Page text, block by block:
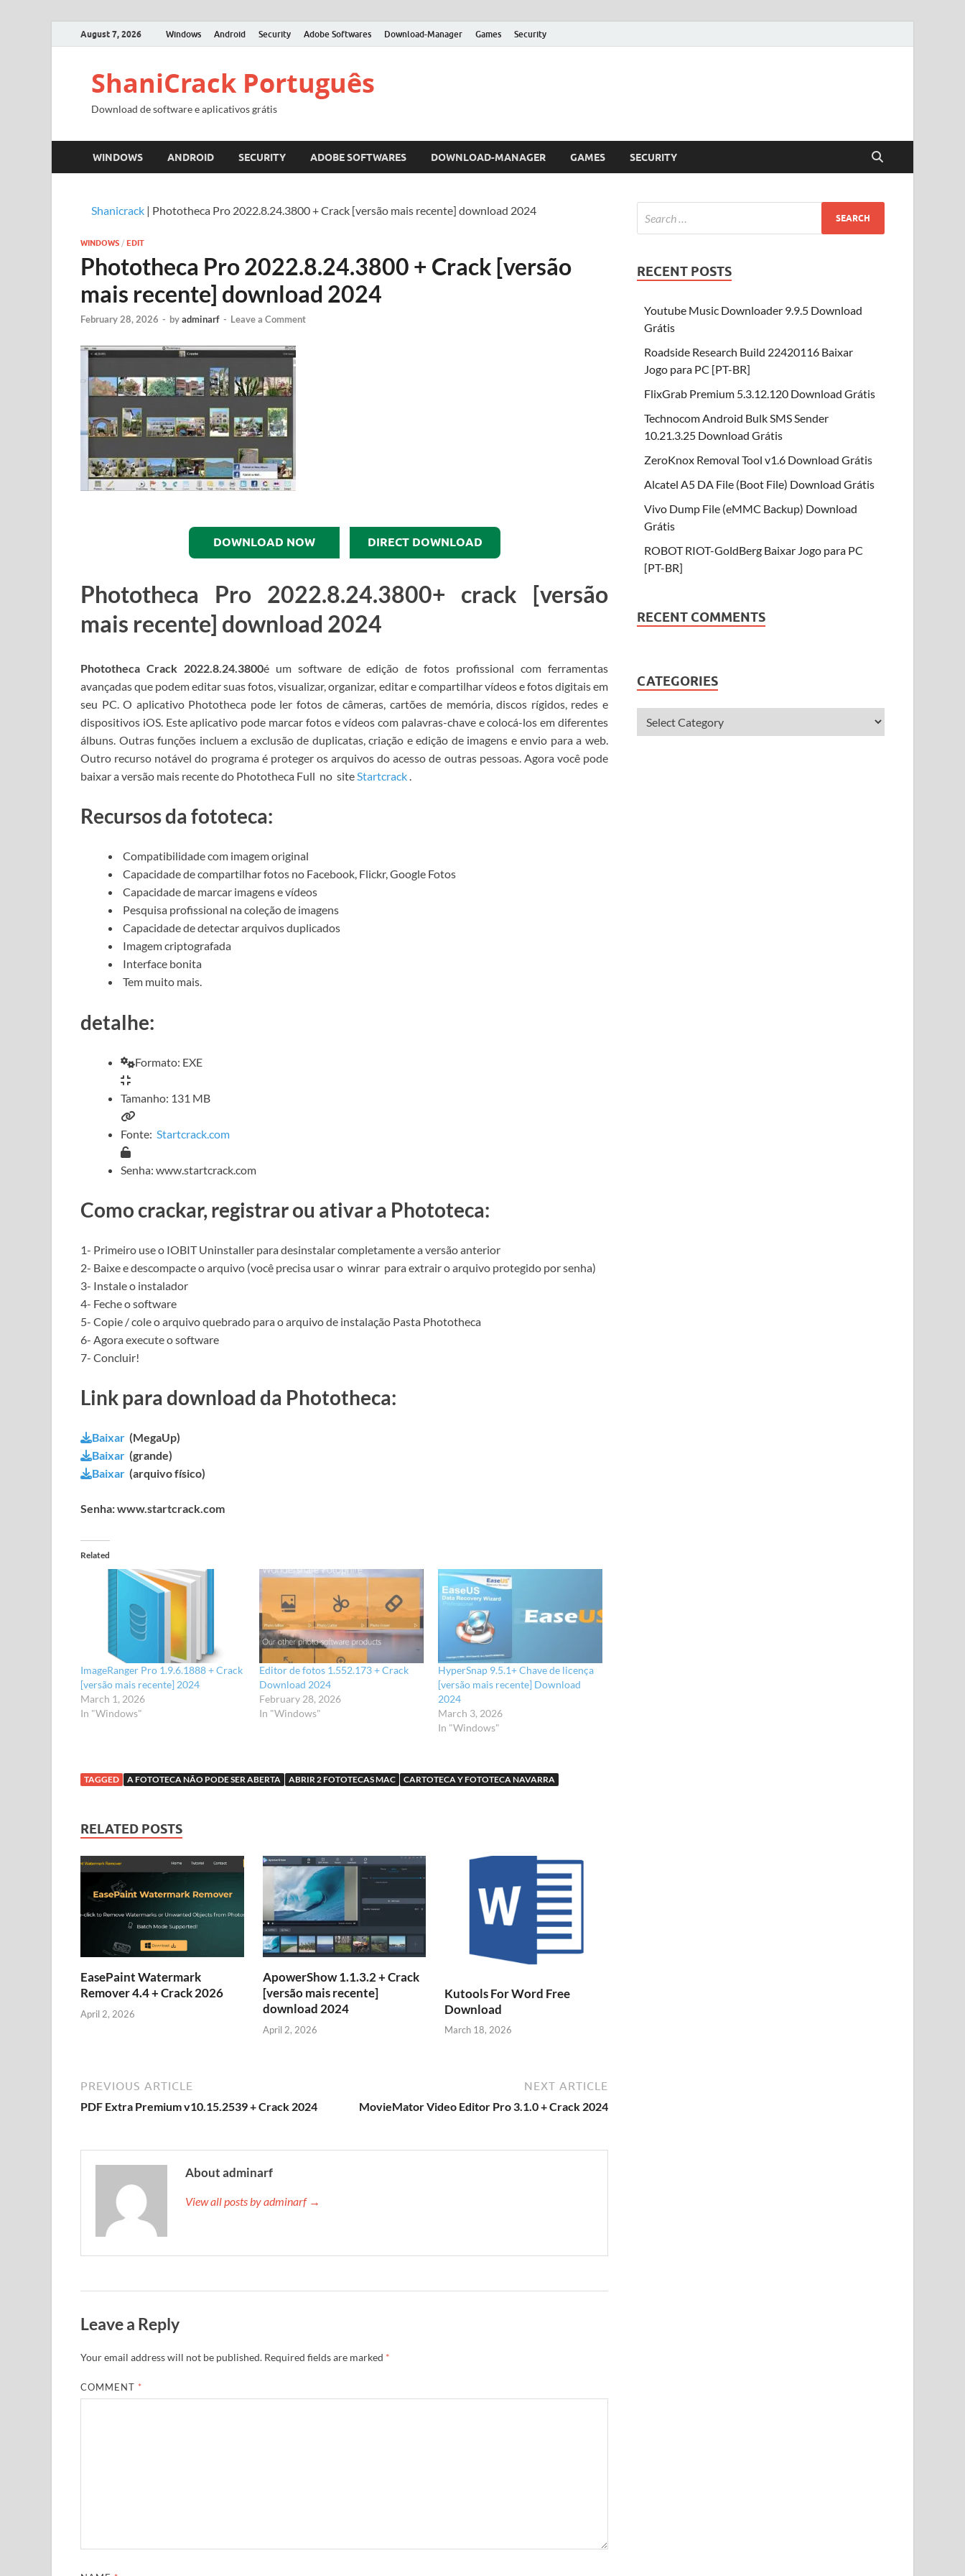
August 7, 2026 Windows Android Security Adobe Softwares Download-Manager Games Security
ShaniCrack Português
Download de software e aplicativos grátis
WINDOWS ANDROID SECURITY ADOBE SOFTWARES DOWNLOAD-MANAGER GAMES SECURITY
Shanicrack | Phototheca Pro 2022.8.24.3800 + Crack [versão mais recente] download 2024
WINDOWS / EDIT
Phototheca Pro 2022.8.24.3800 + Crack [versão
mais recente] download 2024
February 28, 2026 - byadminarf - Leave a Comment
DOWNLOAD NOW DIRECT DOWNLOAD
Phototheca Pro 2022.8.24.3800+ crack [versão
mais recente] download 2024
Phototheca Crack 2022.8.24.3800é um software de edição de fotos profissional com ferramentas
avançadas que podem editar suas fotos, visualizar, organizar, editar e compartilhar vídeos e fotos digitais em
seu PC.O aplicativo Phototheca pode ler fotos de câmeras, cartões de memória, discos rígidos, redes e
dispositivos iOS. Este aplicativo pode marcar fotos e vídeos com palavras-chave e colocá-los em diferentes
álbuns. Outras funções incluem a exclusão de duplicatas, criação e edição de imagens e envio para a web.
Outro recurso notável do programa é proteger os arquivos do acesso de outras pessoas. Agora você pode
baixar a versão mais recente do Phototheca Full no siteStartcrack.
Recursos da fototeca:
Compatibilidade com imagem original
Capacidade de compartilhar fotos no Facebook, Flickr, Google Fotos
Capacidade de marcar imagens e vídeos
Pesquisa profissional na coleção de imagens
Capacidade de detectar arquivos duplicados
Imagem criptografada
Interface bonita
Tem muito mais.
detalhe:
Formato: EXE
Tamanho: 131 MB
Fonte: Startcrack.com
Senha: www.startcrack.com
Como crackar, registrar ou ativar a Phototeca:
1- Primeiro use o IOBIT Uninstaller paradesinstalar completamente a versão anterior
2- Baixe e descompacte o arquivo (você precisa usar o winrar para extrair o arquivo protegido por senha)
3- Instale o instalador
4- Feche o software
5- Copie / cole oarquivoquebrado para o arquivo de instalação Pasta Phototheca
6- Agora execute o software
7- Concluir!
Link para download da Phototheca:
Baixar (MegaUp)
Baixar (grande)
Baixar (arquivo físico)
Senha: www.startcrack.com
Related
ImageRanger Pro 1.9.6.1888 + Crack
[versão mais recente] 2024
March 1, 2026
In "Windows"
Editor de fotos 1.552.173 + Crack
Download 2024
February 28, 2026
In "Windows"
HyperSnap 9.5.1+ Chave de licença
[versão mais recente] Download
2024
March 3, 2026
In "Windows"
TAGGED A FOTOTECA NÃO PODE SER ABERTA ABRIR 2 FOTOTECAS MAC CARTOTECA Y FOTOTECA NAVARRA
RELATED POSTS
EasePaint Watermark
Remover 4.4 + Crack 2026
April 2, 2026
ApowerShow 1.1.3.2 + Crack
[versão mais recente]
download 2024
April 2, 2026
Kutools For Word Free
Download
March 18, 2026
PREVIOUS ARTICLE
PDF Extra Premium v10.15.2539 + Crack 2024
NEXT ARTICLE
MovieMator Video Editor Pro 3.1.0 + Crack 2024
About adminarf
View all posts by adminarf →
Leave a Reply
Your email address will not be published. Required fields are marked *
COMMENT *
RECENT POSTS
Youtube Music Downloader 9.9.5 Download
Grátis
Roadside Research Build 22420116 Baixar
Jogo para PC [PT-BR]
FlixGrab Premium 5.3.12.120 Download Grátis
Technocom Android Bulk SMS Sender
10.21.3.25 Download Grátis
ZeroKnox Removal Tool v1.6 Download Grátis
Alcatel A5 DA File (Boot File) Download Grátis
Vivo Dump File (eMMC Backup) Download
Grátis
ROBOT RIOT-GoldBerg Baixar Jogo para PC
[PT-BR]
RECENT COMMENTS
CATEGORIES